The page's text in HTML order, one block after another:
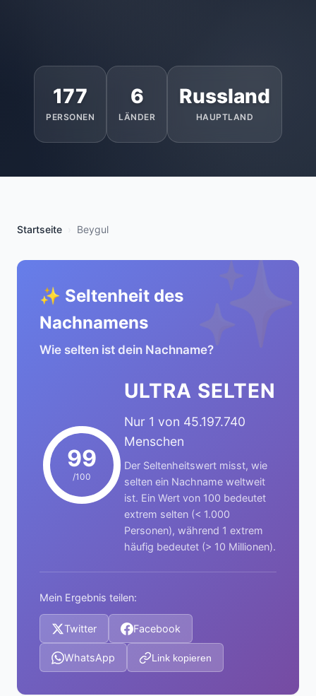
177
PERSONEN
6
LÄNDER
Russland
HAUPTLAND
Startseite Beygul
✨
✨ Seltenheit des
Nachnamens
Wie selten ist dein Nachname?
99
/100
ULTRA SELTEN
Nur 1 von 45.197.740
Menschen
Der Seltenheitswert misst, wie
selten ein Nachname weltweit
ist. Ein Wert von 100 bedeutet
extrem selten (< 1.000
Personen), während 1 extrem
häufig bedeutet (> 10 Millionen).
Mein Ergebnis teilen:
Twitter Facebook
WhatsApp Link kopieren